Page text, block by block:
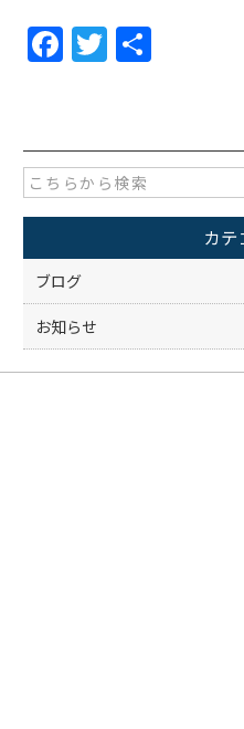
F
a
e
b
o
o
k
T
w
er
カテ
ブログ
お知らせ